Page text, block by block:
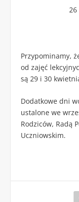
26
Przypominamy,
od zajęć
są 29 i 30
Dodatkowe dni
ustalone we
Rodziców, Radą
Uczniowskim.